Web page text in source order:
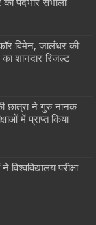
पदभार संभाला
विमेन, जालंधर की
शानदार रिजल्ट
छात्रा ने गुरु नानक
में प्राप्त किया
परीक्षा